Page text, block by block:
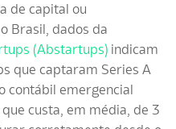
de capital ou
Brasil, dados da
(Abstartups) indicam
que captaram Series A
contábil emergencial
custa, em média, de 3